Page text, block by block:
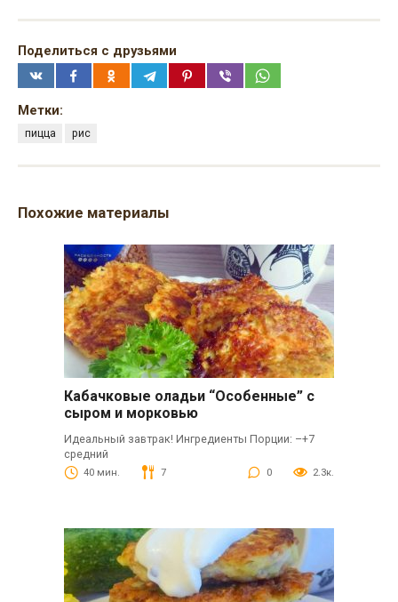
Поделиться с друзьями
Метки:
пицца рис
Похожие материалы
Кабачковые оладьи “Особенные” с
сыром и морковью
Идеальный завтрак! Ингредиенты Порции: –+7
средний
40 мин. 7 0 2.3к.